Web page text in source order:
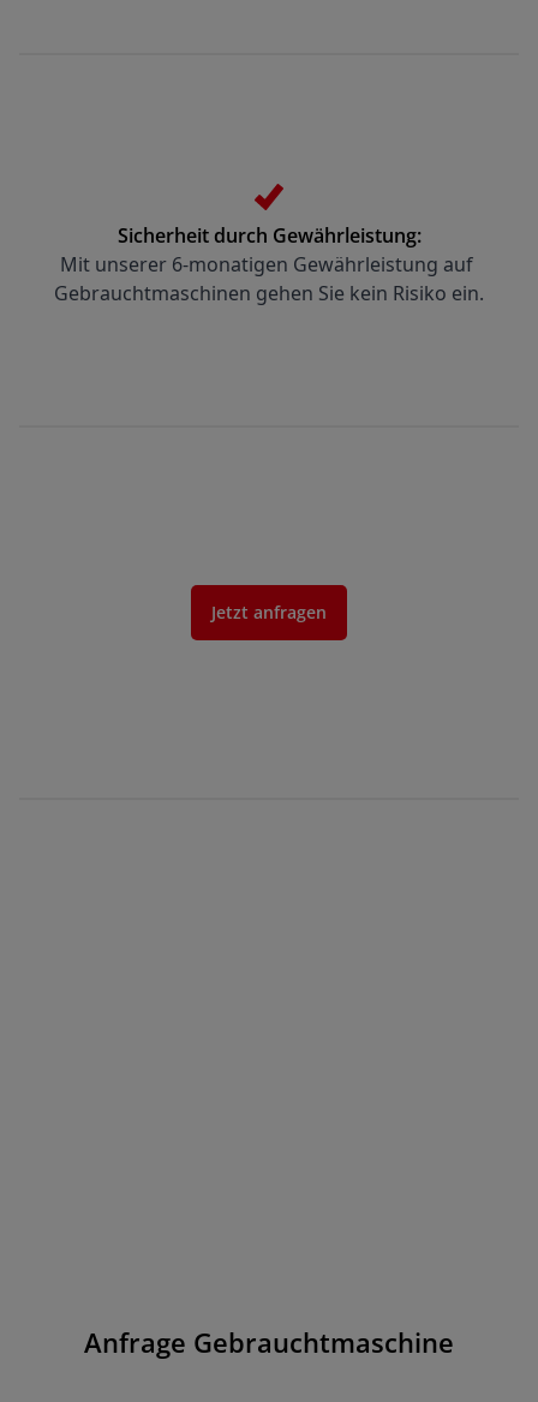
Sicherheit durch Gewährleistung:
Mit unserer 6-monatigen Gewährleistung auf
Gebrauchtmaschinen gehen Sie kein Risiko ein.
Jetzt anfragen
Anfrage Gebrauchtmaschine